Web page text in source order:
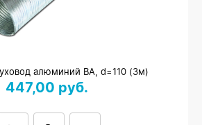
алюминий ВА, d=110 (3м)
447,00 руб.